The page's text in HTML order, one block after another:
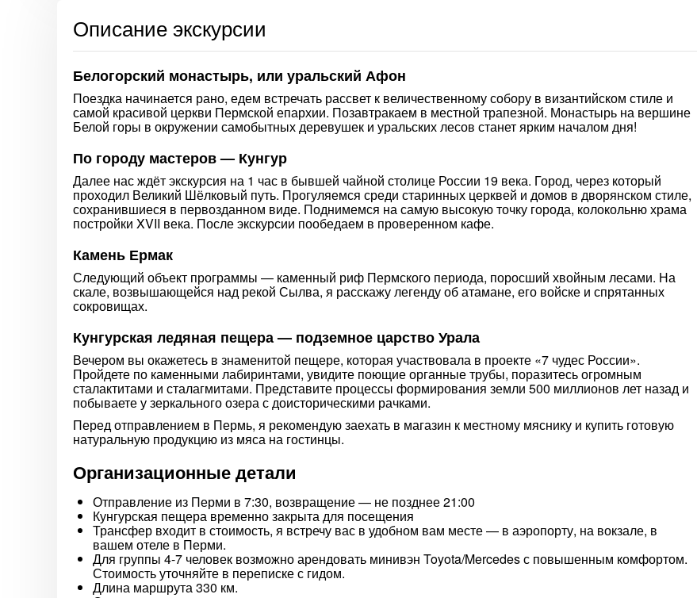
Описание экскурсии
Белогорский монастырь, или уральский Афон
Поездка начинается рано, едем встречать рассвет к величественному собору в византийском стиле и
самой красивой церкви Пермской епархии. Позавтракаем в местной трапезной. Монастырь на вершине
Белой горы в окружении самобытных деревушек и уральских лесов станет ярким началом дня!
По городу мастеров — Кунгур
Далее нас ждёт экскурсия на 1 час в бывшей чайной столице России 19 века. Город, через который
проходил Великий Шёлковый путь. Прогуляемся среди старинных церквей и домов в дворянском стиле,
сохранившиеся в первозданном виде. Поднимемся на самую высокую точку города, колокольню храма
постройки XVII века. После экскурсии пообедаем в проверенном кафе.
Камень Ермак
Следующий объект программы — каменный риф Пермского периода, поросший хвойным лесами. На
скале, возвышающейся над рекой Сылва, я расскажу легенду об атамане, его войске и спрятанных
сокровищах.
Кунгурская ледяная пещера — подземное царство Урала
Вечером вы окажетесь в знаменитой пещере, которая участвовала в проекте «7 чудес России».
Пройдете по каменными лабиринтами, увидите поющие органные трубы, поразитесь огромным
сталактитами и сталагмитами. Представите процессы формирования земли 500 миллионов лет назад и
побываете у зеркального озера с доисторическими рачками.
Перед отправлением в Пермь, я рекомендую заехать в магазин к местному мяснику и купить готовую
натуральную продукцию из мяса на гостинцы.
Организационные детали
Отправление из Перми в 7:30, возвращение — не позднее 21:00
Кунгурская пещера временно закрыта для посещения
Трансфер входит в стоимость, я встречу вас в удобном вам месте — в аэропорту, на вокзале, в
вашем отеле в Перми.
Для группы 4-7 человек возможно арендовать минивэн Toyota/Mercedes с повышенным комфортом.
Стоимость уточняйте в переписке с гидом.
Длина маршрута 330 км.